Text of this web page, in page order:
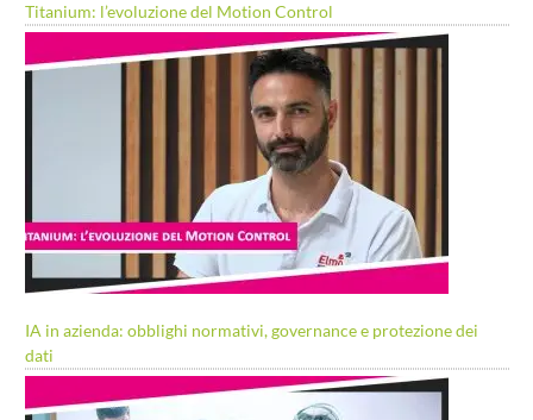
Titanium: l’evoluzione del Motion Control
IA in azienda: obblighi normativi, governance e protezione dei
dati